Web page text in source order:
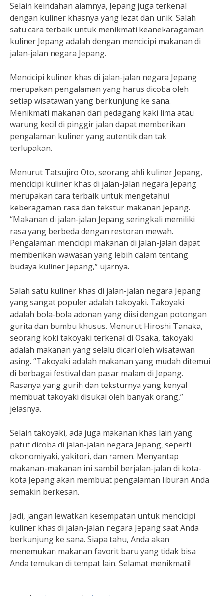
Selain keindahan alamnya, Jepang juga terkenal
dengan kuliner khasnya yang lezat dan unik. Salah
satu cara terbaik untuk menikmati keanekaragaman
kuliner Jepang adalah dengan mencicipi makanan di
jalan-jalan negara Jepang.
Mencicipi kuliner khas di jalan-jalan negara Jepang
merupakan pengalaman yang harus dicoba oleh
setiap wisatawan yang berkunjung ke sana.
Menikmati makanan dari pedagang kaki lima atau
warung kecil di pinggir jalan dapat memberikan
pengalaman kuliner yang autentik dan tak
terlupakan.
Menurut Tatsujiro Oto, seorang ahli kuliner Jepang,
mencicipi kuliner khas di jalan-jalan negara Jepang
merupakan cara terbaik untuk mengetahui
keberagaman rasa dan tekstur makanan Jepang.
“Makanan di jalan-jalan Jepang seringkali memiliki
rasa yang berbeda dengan restoran mewah.
Pengalaman mencicipi makanan di jalan-jalan dapat
memberikan wawasan yang lebih dalam tentang
budaya kuliner Jepang,” ujarnya.
Salah satu kuliner khas di jalan-jalan negara Jepang
yang sangat populer adalah takoyaki. Takoyaki
adalah bola-bola adonan yang diisi dengan potongan
gurita dan bumbu khusus. Menurut Hiroshi Tanaka,
seorang koki takoyaki terkenal di Osaka, takoyaki
adalah makanan yang selalu dicari oleh wisatawan
asing. “Takoyaki adalah makanan yang mudah ditemui
di berbagai festival dan pasar malam di Jepang.
Rasanya yang gurih dan teksturnya yang kenyal
membuat takoyaki disukai oleh banyak orang,”
jelasnya.
Selain takoyaki, ada juga makanan khas lain yang
patut dicoba di jalan-jalan negara Jepang, seperti
okonomiyaki, yakitori, dan ramen. Menyantap
makanan-makanan ini sambil berjalan-jalan di kota-
kota Jepang akan membuat pengalaman liburan Anda
semakin berkesan.
Jadi, jangan lewatkan kesempatan untuk mencicipi
kuliner khas di jalan-jalan negara Jepang saat Anda
berkunjung ke sana. Siapa tahu, Anda akan
menemukan makanan favorit baru yang tidak bisa
Anda temukan di tempat lain. Selamat menikmati!